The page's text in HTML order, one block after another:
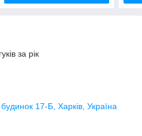
за рік
17-Б, Харків, Україна